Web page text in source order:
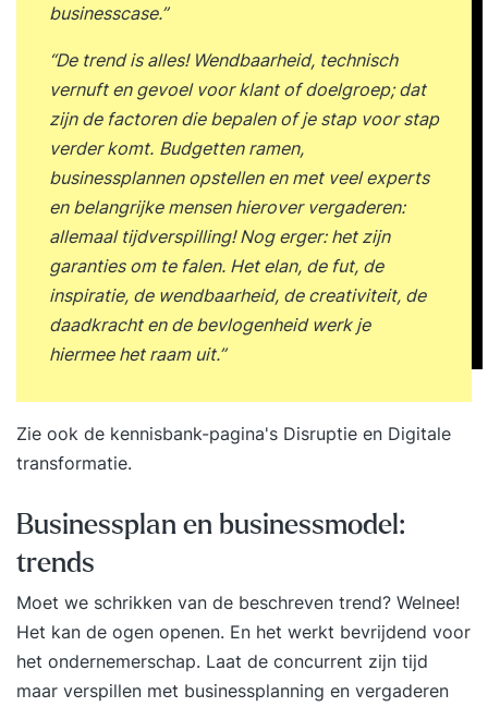
businesscase.”
“De trend is alles! Wendbaarheid, technisch
vernuft en gevoel voor klant of doelgroep; dat
zijn de factoren die bepalen of je stap voor stap
verder komt. Budgetten ramen,
businessplannen opstellen en met veel experts
en belangrijke mensen hierover vergaderen:
allemaal tijdverspilling! Nog erger: het zijn
garanties om te falen. Het elan, de fut, de
inspiratie, de wendbaarheid, de creativiteit, de
daadkracht en de bevlogenheid werk je
hiermee het raam uit.”
Zie ook de kennisbank-pagina's Disruptie en Digitale
transformatie.
Businessplan en businessmodel:
trends
Moet we schrikken van de beschreven trend? Welnee!
Het kan de ogen openen. En het werkt bevrijdend voor
het ondernemerschap. Laat de concurrent zijn tijd
maar verspillen met businessplanning en vergaderen